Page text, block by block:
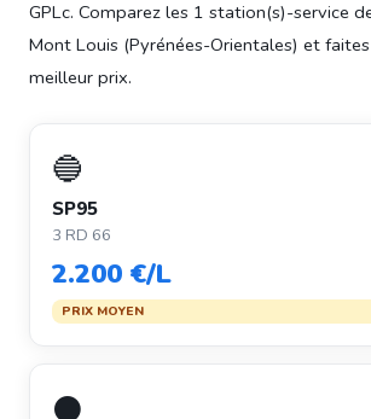
GPLc. Comparez les 1 station(s)-service
Mont Louis (Pyrénées-Orientales) et
meilleur prix.
🔵
SP95
3 RD 66
2.200 €/L
PRIX MOYEN
⚫